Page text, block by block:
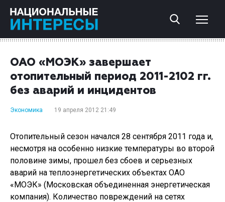
ОАО «МОЭК» завершает
отопительный период 2011-2102 гг.
без аварий и инцидентов
Экономика 19 апреля 2012 21:49
Отопительный сезон начался 28 сентября 2011 года и,
несмотря на особенно низкие температуры во второй
половине зимы, прошел без сбоев и серьезных
аварий на теплоэнергетических объектах ОАО
«МОЭК» (Московская объединенная энергетическая
компания). Количество повреждений на сетях